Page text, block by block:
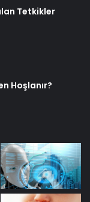
Tetkikler
Hoşlanır?